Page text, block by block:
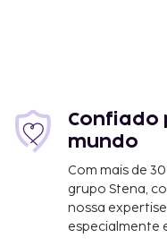
Confiado
mundo
Com mais de
grupo Stena,
nossa
especialmente